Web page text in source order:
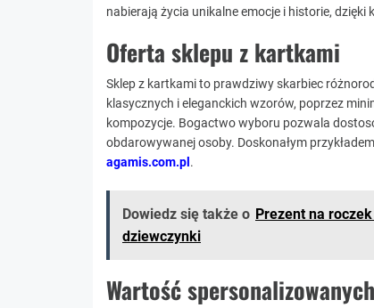
nabierają życia unikalne emocje i historie, dzięki
Oferta sklepu z kartkami
Sklep z kartkami to prawdziwy skarbiec
klasycznych i eleganckich wzorów, poprzez
kompozycje. Bogactwo wyboru pozwala
obdarowywanej osoby. Doskonałym
agamis.com.pl .
Dowiedz się także o Prezent na
dziewczynki
Wartość